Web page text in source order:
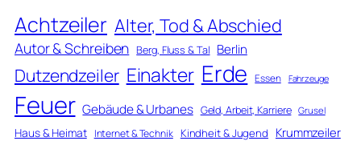
Achtzeiler Alter, Tod & Abschied
Autor & Schreiben Berg, Fluss & Tal Berlin
Dutzendzeiler Einakter Erde Essen Fahrzeuge
Feuer Gebäude & Urbanes Geld, Arbeit, Karriere Grusel
Haus & Heimat Internet & Technik Kindheit & Jugend Krummzeiler